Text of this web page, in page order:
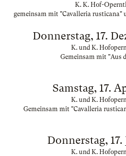
K. K. Hof-
gemeinsam mit "Cavalleria rusticana"
Donnerstag, 17.
K. und K.
Gemeinsam mit "Aus
Samstag, 17.
K. und K.
Gemeinsam mit "Cavalleria
Donnerstag, 17.
K. und K.